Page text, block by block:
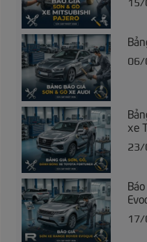
06/
xe
23/